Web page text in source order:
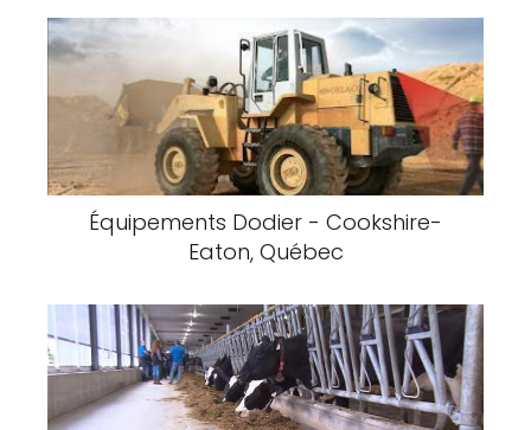
Équipements Dodier - Cookshire-
Eaton, Québec